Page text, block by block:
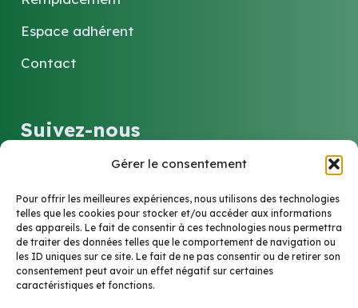
Gérer le consentement
Pour offrir les meilleures expériences, nous utilisons des technologies
telles que les cookies pour stocker et/ou accéder aux informations
des appareils. Le fait de consentir à ces technologies nous permettra
de traiter des données telles que le comportement de navigation ou
les ID uniques sur ce site. Le fait de ne pas consentir ou de retirer son
consentement peut avoir un effet négatif sur certaines
caractéristiques et fonctions.
Espace adhérent
Contact
Suivez-nous
Contact